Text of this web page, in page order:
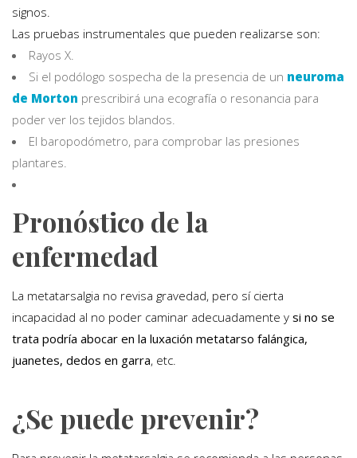
signos.
Las pruebas instrumentales que pueden realizarse son:
Rayos X.
Si el podólogo sospecha de la presencia de un neuroma
de Morton prescribirá una ecografía o resonancia para
poder ver los tejidos blandos.
El baropodómetro, para comprobar las presiones
plantares.
Pronóstico de la
enfermedad
La metatarsalgia no revisa gravedad, pero sí cierta
incapacidad al no poder caminar adecuadamente y si no se
trata podría abocar en la luxación metatarso falángica,
juanetes, dedos en garra, etc.
¿Se puede prevenir?